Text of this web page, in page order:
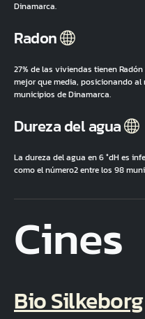
Dinamarca.
Radon
27% de las viviendas tienen
mejor que media, posicionando al
municipios de Dinamarca.
Dureza del agua
La dureza del agua en 6 °dH es
como el número2 entre los 98
Cines
Bio Silkeborg